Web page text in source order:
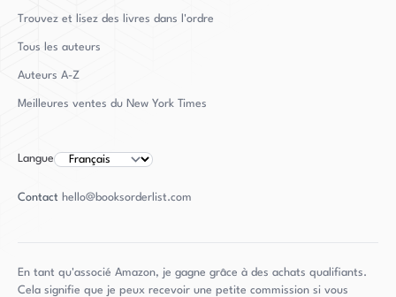
lecteurs à ce jour.
Trouvez et lisez des livres dans l'ordre
Tous les auteurs
Auteurs A-Z
Meilleures ventes du New York Times
Langue
Contact hello@booksorderlist.com
En tant qu'associé Amazon, je gagne grâce à des achats qualifiants.
Cela signifie que je peux recevoir une petite commission si vous